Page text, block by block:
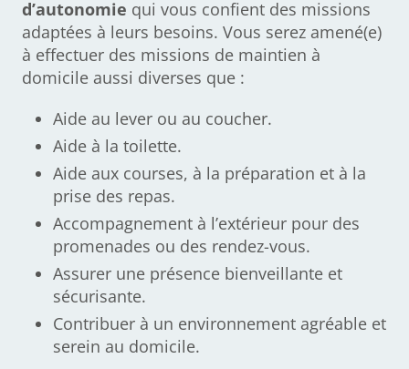
d’autonomie qui vous confient des missions
adaptées à leurs besoins. Vous serez amené(e)
à effectuer des missions de maintien à
domicile aussi diverses que :
Aide au lever ou au coucher.
Aide à la toilette.
Aide aux courses, à la préparation et à la
prise des repas.
Accompagnement à l’extérieur pour des
promenades ou des rendez-vous.
Assurer une présence bienveillante et
sécurisante.
Contribuer à un environnement agréable et
serein au domicile.